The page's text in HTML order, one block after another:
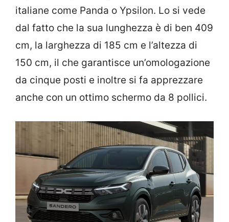
italiane come Panda o Ypsilon. Lo si vede
dal fatto che la sua lunghezza è di ben 409
cm, la larghezza di 185 cm e l’altezza di
150 cm, il che garantisce un’omologazione
da cinque posti e inoltre si fa apprezzare
anche con un ottimo schermo da 8 pollici.